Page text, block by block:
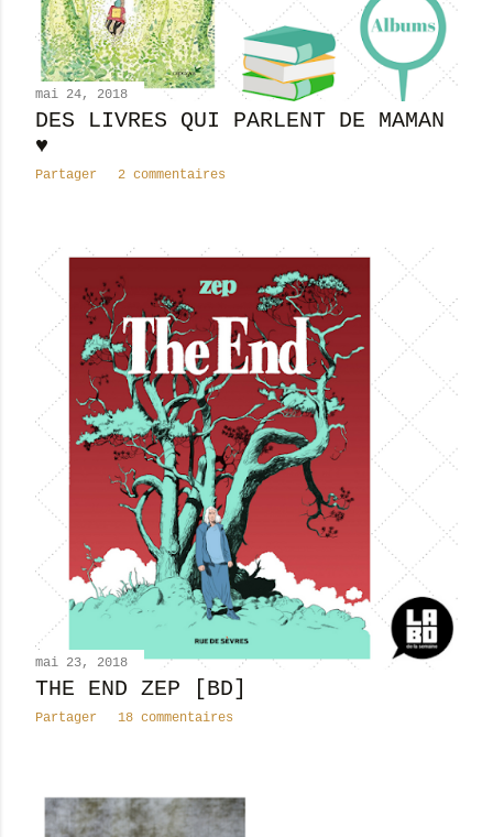
mai 24, 2018
DES LIVRES QUI PARLENT DE MAMAN
♥
Partager 2 commentaires
mai 23, 2018
THE END ZEP [BD]
Partager 18 commentaires